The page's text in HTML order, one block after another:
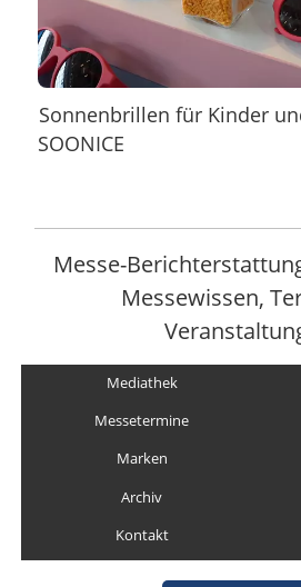
Sonnenbrillen für Kinder
SOONICE
Messe-
Messewissen,
Mediathek
Messetermine
Marken
Archiv
Kontakt